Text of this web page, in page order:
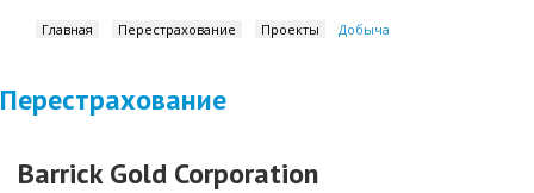
Главная Перестрахование Проекты Добыча
Перестрахование
Barrick Gold Corporation